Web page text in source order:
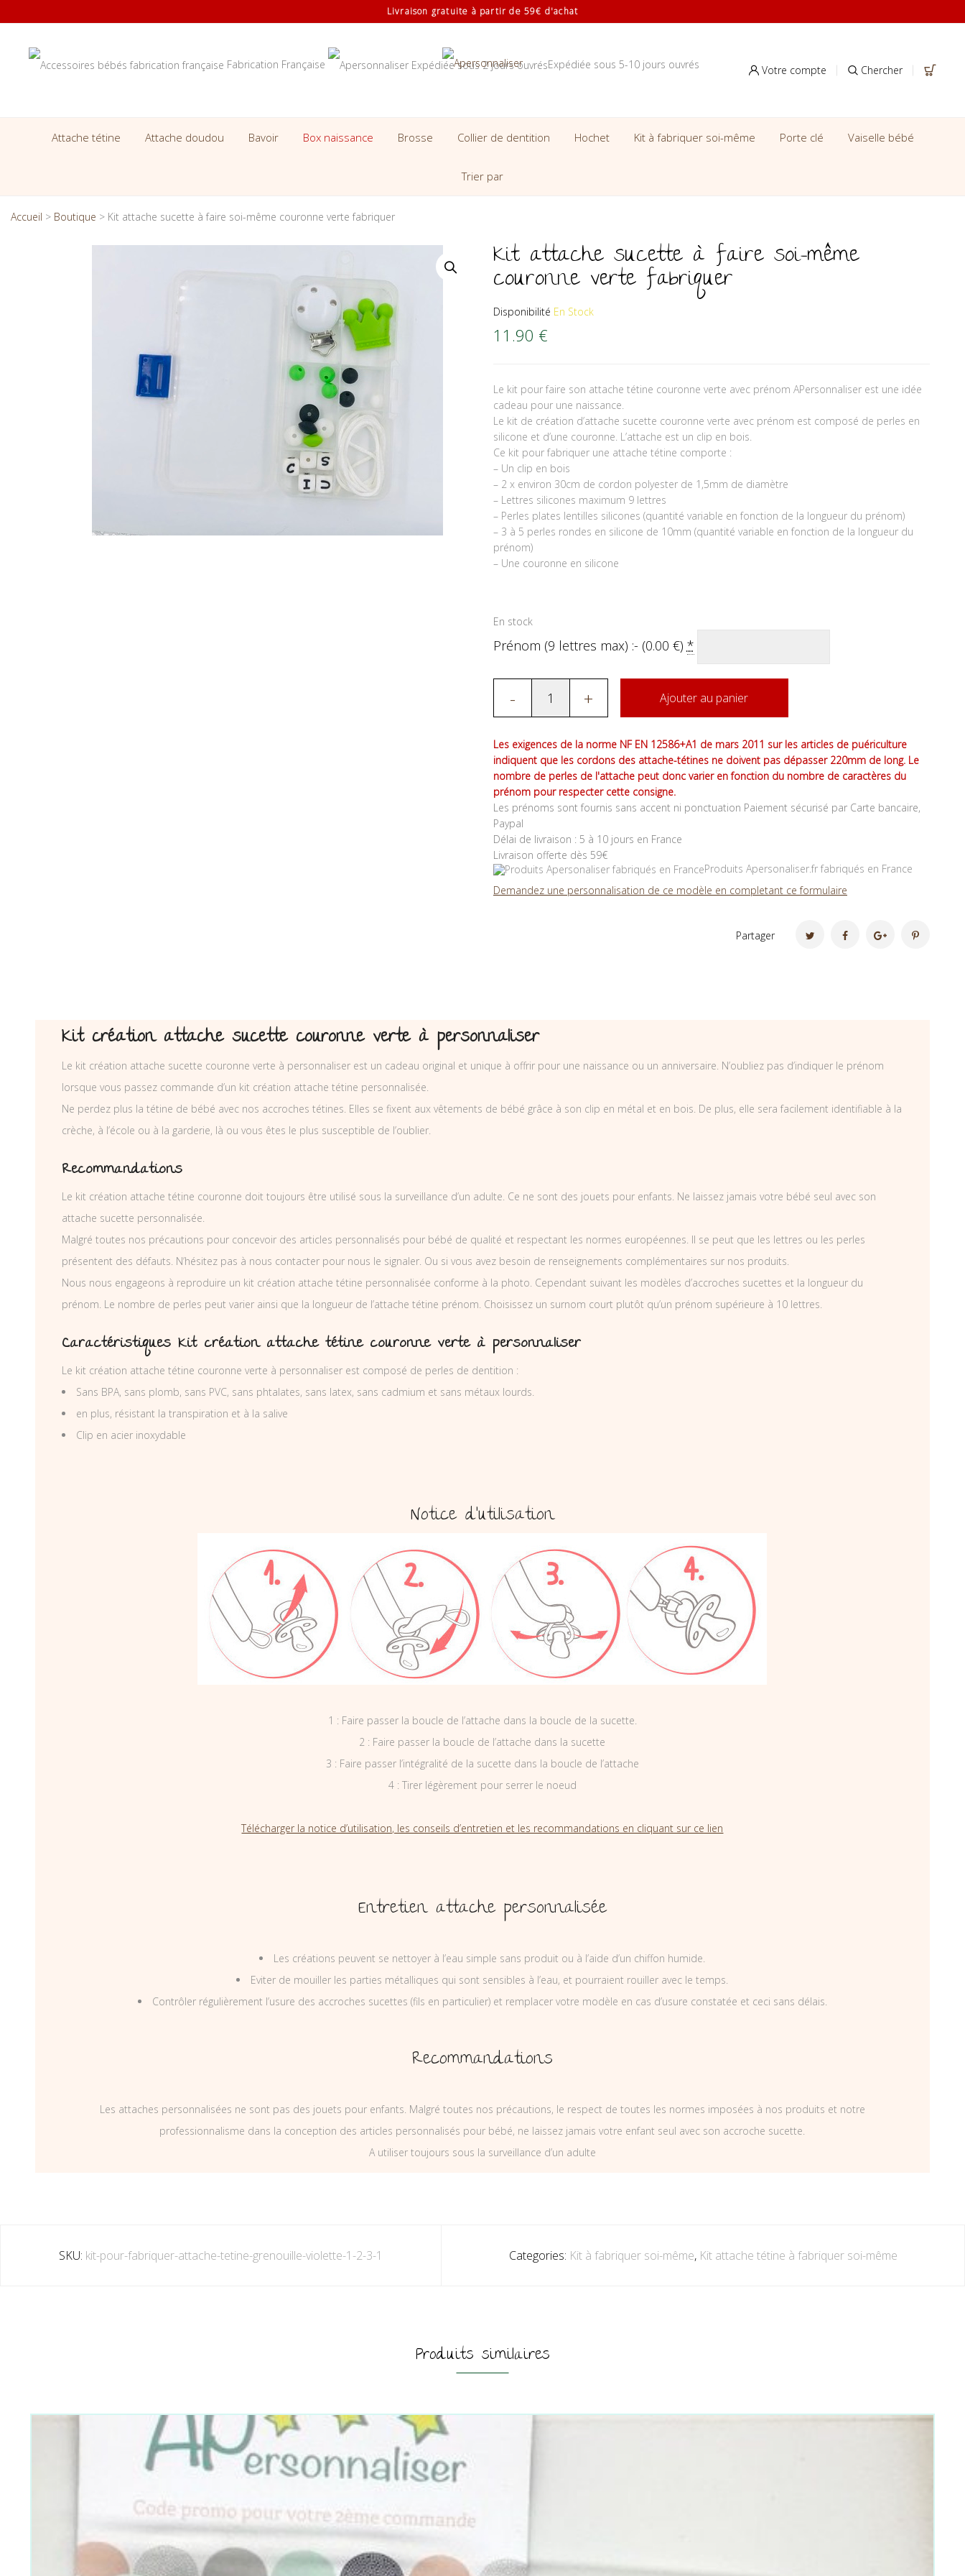
Livraison gratuite à partir de 59€ d'achat
Fabrication Française Expédiée sous 5-10 jours ouvrés Votre compte Chercher
Attache tétine Attache doudou Bavoir Box naissance Brosse Collier de dentition Hochet Kit à fabriquer soi-même Porte clé Vaiselle bébé
Trier par
Accueil > Boutique > Kit attache sucette à faire soi-même couronne verte fabriquer
Kit attache sucette à faire soi-même
couronne verte fabriquer
Disponibilité En Stock
11.90 €
Le kit pour faire son attache tétine couronne verte avec prénom APersonnaliser est une idée
cadeau pour une naissance.
Le kit de création d’attache sucette couronne verte avec prénom est composé de perles en
silicone et d’une couronne. L’attache est un clip en bois.
Ce kit pour fabriquer une attache tétine comporte :
– Un clip en bois
– 2 x environ 30cm de cordon polyester de 1,5mm de diamètre
– Lettres silicones maximum 9 lettres
– Perles plates lentilles silicones (quantité variable en fonction de la longueur du prénom)
– 3 à 5 perles rondes en silicone de 10mm (quantité variable en fonction de la longueur du
prénom)
– Une couronne en silicone
En stock
Prénom (9 lettres max) :- (0.00 €) *
- + Ajouter au panier
Les exigences de la norme NF EN 12586+A1 de mars 2011 sur les articles de puériculture
indiquent que les cordons des attache-tétines ne doivent pas dépasser 220mm de long. Le
nombre de perles de l'attache peut donc varier en fonction du nombre de caractères du
prénom pour respecter cette consigne.
Les prénoms sont fournis sans accent ni ponctuation Paiement sécurisé par Carte bancaire,
Paypal
Délai de livraison : 5 à 10 jours en France
Livraison offerte dès 59€
Produits Apersonaliser.fr fabriqués en France
Demandez une personnalisation de ce modèle en completant ce formulaire
Partager
Kit création attache sucette couronne verte à personnaliser
Le kit création attache sucette couronne verte à personnaliser est un cadeau original et unique à offrir pour une naissance ou un anniversaire. N’oubliez pas d’indiquer le prénom
lorsque vous passez commande d’un kit création attache tétine personnalisée.
Ne perdez plus la tétine de bébé avec nos accroches tétines. Elles se fixent aux vêtements de bébé grâce à son clip en métal et en bois. De plus, elle sera facilement identifiable à la
crèche, à l’école ou à la garderie, là ou vous êtes le plus susceptible de l’oublier.
Recommandations
Le kit création attache tétine couronne doit toujours être utilisé sous la surveillance d’un adulte. Ce ne sont des jouets pour enfants. Ne laissez jamais votre bébé seul avec son
attache sucette personnalisée.
Malgré toutes nos précautions pour concevoir des articles personnalisés pour bébé de qualité et respectant les normes européennes. Il se peut que les lettres ou les perles
présentent des défauts. N’hésitez pas à nous contacter pour nous le signaler. Ou si vous avez besoin de renseignements complémentaires sur nos produits.
Nous nous engageons à reproduire un kit création attache tétine personnalisée conforme à la photo. Cependant suivant les modèles d’accroches sucettes et la longueur du
prénom. Le nombre de perles peut varier ainsi que la longueur de l’attache tétine prénom. Choisissez un surnom court plutôt qu’un prénom supérieure à 10 lettres.
Caractéristiques Kit création attache tétine couronne verte à personnaliser
Le kit création attache tétine couronne verte à personnaliser est composé de perles de dentition :
Sans BPA, sans plomb, sans PVC, sans phtalates, sans latex, sans cadmium et sans métaux lourds.
en plus, résistant la transpiration et à la salive
Clip en acier inoxydable
Notice d’utilisation
1 : Faire passer la boucle de l’attache dans la boucle de la sucette.
2 : Faire passer la boucle de l’attache dans la sucette
3 : Faire passer l’intégralité de la sucette dans la boucle de l’attache
4 : Tirer légèrement pour serrer le noeud
Télécharger la notice d’utilisation, les conseils d’entretien et les recommandations en cliquant sur ce lien
Entretien attache personnalisée
Les créations peuvent se nettoyer à l’eau simple sans produit ou à l’aide d’un chiffon humide.
Eviter de mouiller les parties métalliques qui sont sensibles à l’eau, et pourraient rouiller avec le temps.
Contrôler régulièrement l’usure des accroches sucettes (fils en particulier) et remplacer votre modèle en cas d’usure constatée et ceci sans délais.
Recommandations
Les attaches personnalisées ne sont pas des jouets pour enfants. Malgré toutes nos précautions, le respect de toutes les normes imposées à nos produits et notre
professionnalisme dans la conception des articles personnalisés pour bébé, ne laissez jamais votre enfant seul avec son accroche sucette.
A utiliser toujours sous la surveillance d’un adulte
SKU: kit-pour-fabriquer-attache-tetine-grenouille-violette-1-2-3-1 Categories: Kit à fabriquer soi-même, Kit attache tétine à fabriquer soi-même
Produits similaires